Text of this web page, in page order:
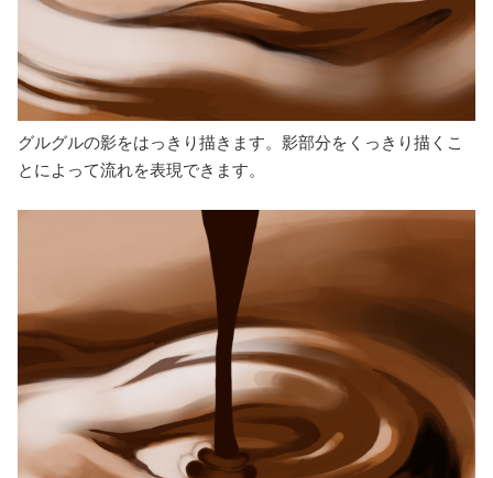
グルグルの影をはっきり描きます。影部分をくっきり描くこ
とによって流れを表現できます。